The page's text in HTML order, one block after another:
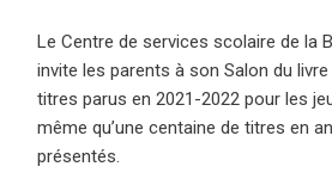
Le Centre de services scolaire de la
invite les parents à son Salon du
titres parus en 2021-2022 pour les
même qu’une centaine de titres en
présentés.